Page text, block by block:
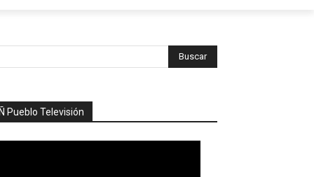
Ñ Pueblo Televisión